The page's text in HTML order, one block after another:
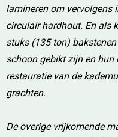
lamineren om vervolgens
circulair hardhout. En als
stuks (135 ton)
schoon gebikt zijn en hun
restauratie van de
grachten.
De overige vrijkomende